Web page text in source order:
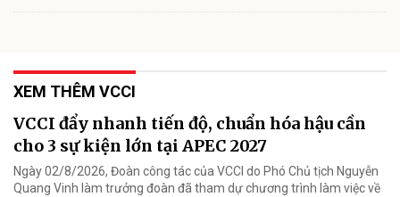
XEM THÊM VCCI
VCCI đẩy nhanh tiến độ, chuẩn hóa hậu cần
cho 3 sự kiện lớn tại APEC 2027
Ngày 02/8/2026, Đoàn công tác của VCCI do Phó Chủ tịch Nguyễn
Quang Vinh làm trưởng đoàn đã tham dự chương trình làm việc về